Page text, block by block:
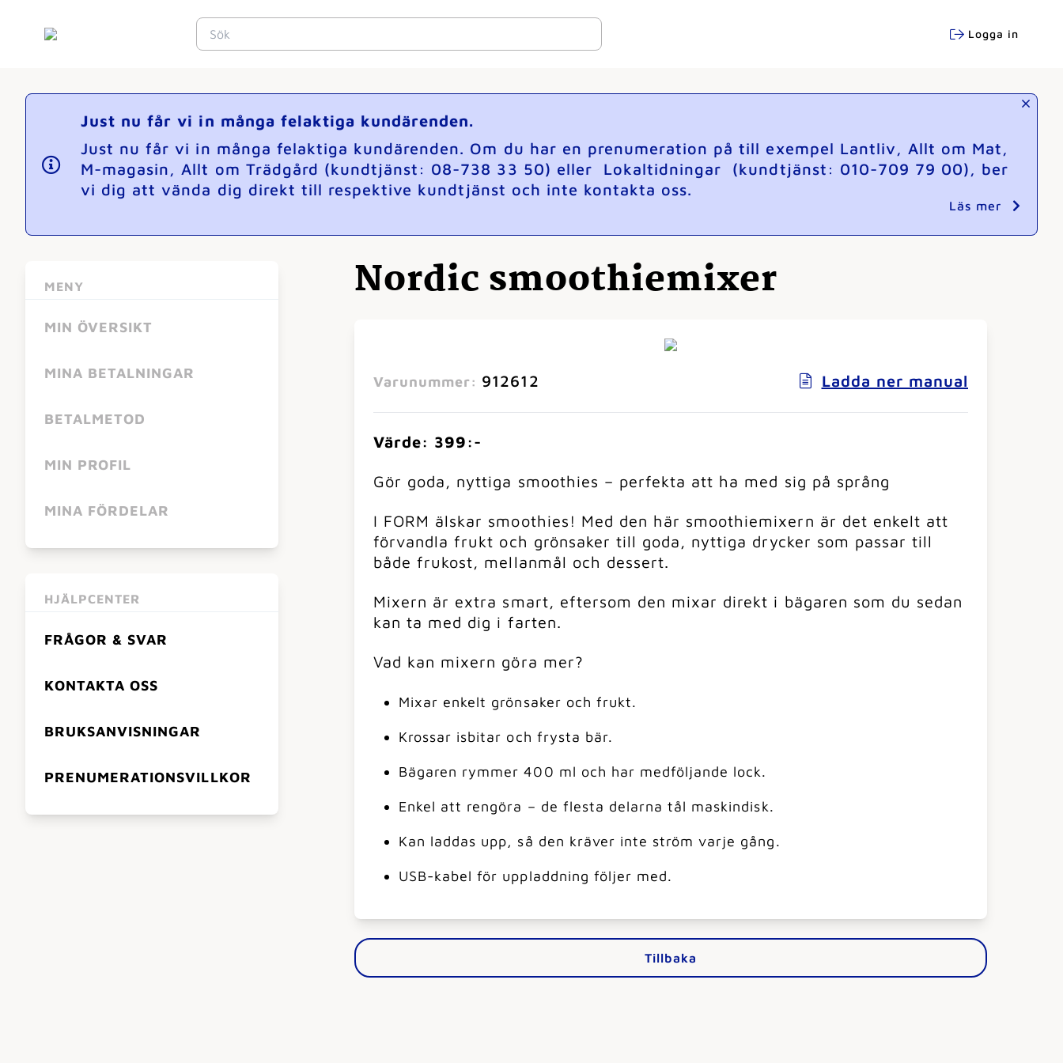
Logga in
Just nu får vi in många felaktiga kundärenden.
Just nu får vi in många felaktiga kundärenden. Om du har en prenumeration på till exempel Lantliv, Allt om Mat,
M-magasin, Allt om Trädgård (kundtjänst: 08-738 33 50) eller Lokaltidningar (kundtjänst: 010-709 79 00), ber
vi dig att vända dig direkt till respektive kundtjänst och inte kontakta oss.
Läs mer
MENY
MIN ÖVERSIKT
MINA BETALNINGAR
BETALMETOD
MIN PROFIL
MINA FÖRDELAR
HJÄLPCENTER
FRÅGOR & SVAR
KONTAKTA OSS
BRUKSANVISNINGAR
PRENUMERATIONSVILLKOR
Nordic smoothiemixer
Varunummer: 912612 Ladda ner manual
Värde: 399:-
Gör goda, nyttiga smoothies – perfekta att ha med sig på språng
I FORM älskar smoothies! Med den här smoothiemixern är det enkelt att
förvandla frukt och grönsaker till goda, nyttiga drycker som passar till
både frukost, mellanmål och dessert.
Mixern är extra smart, eftersom den mixar direkt i bägaren som du sedan
kan ta med dig i farten.
Vad kan mixern göra mer?
Mixar enkelt grönsaker och frukt.
Krossar isbitar och frysta bär.
Bägaren rymmer 400 ml och har medföljande lock.
Enkel att rengöra – de flesta delarna tål maskindisk.
Kan laddas upp, så den kräver inte ström varje gång.
USB-kabel för uppladdning följer med.
Tillbaka